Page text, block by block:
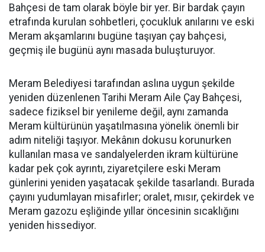
Bahçesi de tam olarak böyle bir yer. Bir bardak çayın
etrafında kurulan sohbetleri, çocukluk anılarını ve eski
Meram akşamlarını bugüne taşıyan çay bahçesi,
geçmiş ile bugünü aynı masada buluşturuyor.
Meram Belediyesi tarafından aslına uygun şekilde
yeniden düzenlenen Tarihi Meram Aile Çay Bahçesi,
sadece fiziksel bir yenileme değil, aynı zamanda
Meram kültürünün yaşatılmasına yönelik önemli bir
adım niteliği taşıyor. Mekânın dokusu korunurken
kullanılan masa ve sandalyelerden ikram kültürüne
kadar pek çok ayrıntı, ziyaretçilere eski Meram
günlerini yeniden yaşatacak şekilde tasarlandı. Burada
çayını yudumlayan misafirler; oralet, mısır, çekirdek ve
Meram gazozu eşliğinde yıllar öncesinin sıcaklığını
yeniden hissediyor.